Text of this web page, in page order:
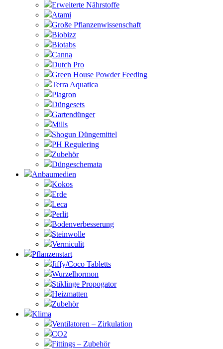
Erweiterte Nährstoffe
Atami
Große Pflanzenwissenschaft
Biobizz
Biotabs
Canna
Dutch Pro
Green House Powder Feeding
Terra Aquatica
Plagron
Düngesets
Gartendünger
Mills
Shogun Düngemittel
PH Regulering
Zubehör
Düngeschemata
Anbaumedien
Kokos
Erde
Leca
Perlit
Bodenverbesserung
Steinwolle
Vermiculit
Pflanzenstart
Jiffy/Coco Tabletts
Wurzelhormon
Stiklinge Propogator
Heizmatten
Zubehör
Klima
Ventilatoren – Zirkulation
CO2
Fittings – Zubehör